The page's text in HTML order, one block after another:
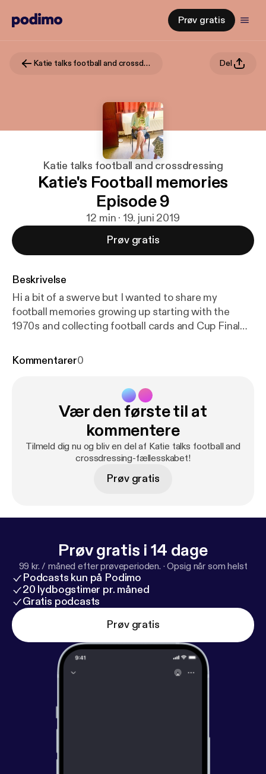
Prøv gratis
Katie talks football and crossdressing Del
Katie talks football and crossdressing
Katie's Football memories
Episode 9
12 min · 19. juni 2019
Prøv gratis
Beskrivelse
Hi a bit of a swerve but I wanted to share my
football memories growing up starting with the
1970s and collecting football cards and Cup Final
Kommentarer0
Vær den første til at
kommentere
Tilmeld dig nu og bliv en del af Katie talks football and
crossdressing-fællesskabet!
Prøv gratis
Prøv gratis i 14 dage
99 kr. / måned efter prøveperioden. ·Opsig når som helst
Podcasts kun på Podimo
20 lydbogstimer pr. måned
Gratis podcasts
Prøv gratis